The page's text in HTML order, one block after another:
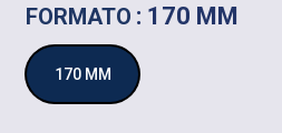
FORMATO : 170 MM
170 MM